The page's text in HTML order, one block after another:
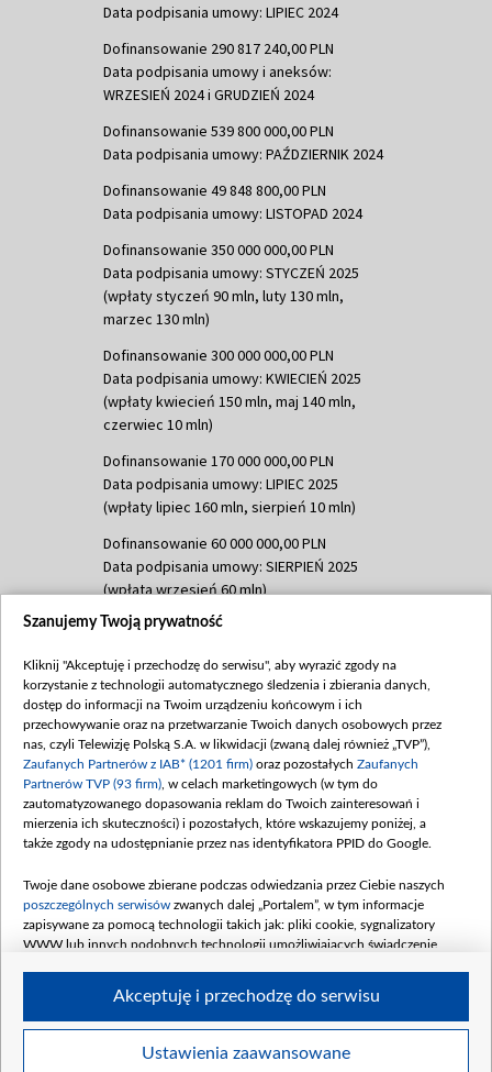
Data podpisania umowy: LIPIEC 2024
Dofinansowanie 290 817 240,00 PLN
Data podpisania umowy i aneksów:
WRZESIEŃ 2024 i GRUDZIEŃ 2024
Dofinansowanie 539 800 000,00 PLN
Data podpisania umowy: PAŹDZIERNIK 2024
Dofinansowanie 49 848 800,00 PLN
Data podpisania umowy: LISTOPAD 2024
Dofinansowanie 350 000 000,00 PLN
Data podpisania umowy: STYCZEŃ 2025
(wpłaty styczeń 90 mln, luty 130 mln,
marzec 130 mln)
Dofinansowanie 300 000 000,00 PLN
Data podpisania umowy: KWIECIEŃ 2025
(wpłaty kwiecień 150 mln, maj 140 mln,
czerwiec 10 mln)
Dofinansowanie 170 000 000,00 PLN
Data podpisania umowy: LIPIEC 2025
(wpłaty lipiec 160 mln, sierpień 10 mln)
Dofinansowanie 60 000 000,00 PLN
Data podpisania umowy: SIERPIEŃ 2025
(wpłata wrzesień 60 mln)
Dofinansowanie 635 783 051,21 PLN
(wpłata wrzesień 100 mln, październik 350
mln, listopad 265 mln)
Dofinansowanie 48 862 000,00 PLN
Data podpisania umowy: GRUDZIEŃ 2025
(wpłata grudzień 60,548 mln)
Dofinansowanie 900 000 000,00 PLN
Data podpisania umowy: LUTY 2026 (wpłata
kwiecień 180 mln, 7 maja 180 mln, 8
czerwca 90 mln)
Dofinansowanie 250 000 000,00 PLN
4 sierpnia 250 mln
Szanujemy Twoją prywatność
Kliknij "Akceptuję i przechodzę do serwisu", aby wyrazić zgody na
korzystanie z technologii automatycznego śledzenia i zbierania danych,
dostęp do informacji na Twoim urządzeniu końcowym i ich
przechowywanie oraz na przetwarzanie Twoich danych osobowych przez
nas, czyli Telewizję Polską S.A. w likwidacji (zwaną dalej również „TVP”),
Zaufanych Partnerów z IAB* (1201 firm) oraz pozostałych Zaufanych
Partnerów TVP (93 firm) , w celach marketingowych (w tym do
zautomatyzowanego dopasowania reklam do Twoich zainteresowań i
mierzenia ich skuteczności) i pozostałych, które wskazujemy poniżej, a
także zgody na udostępnianie przez nas identyfikatora PPID do Google.
Twoje dane osobowe zbierane podczas odwiedzania przez Ciebie naszych
poszczególnych serwisów zwanych dalej „Portalem”, w tym informacje
zapisywane za pomocą technologii takich jak: pliki cookie, sygnalizatory
WWW lub innych podobnych technologii umożliwiających świadczenie
Twoje dane osobowe zbierane podczas odwiedzania przez Ciebie
Ustawienia zaawansowane
Akceptuję i przechodzę do serwisu